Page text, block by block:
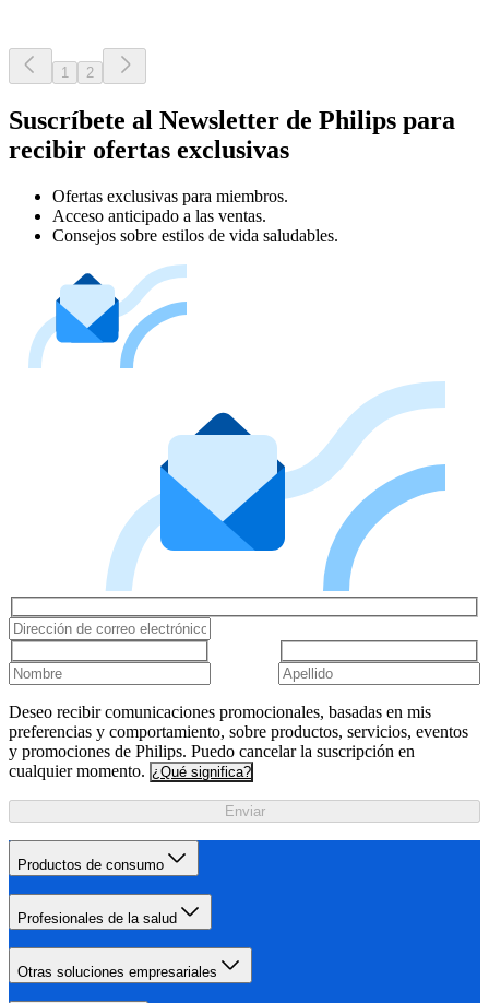
1 2
Suscríbete al Newsletter de Philips para
recibir ofertas exclusivas
Ofertas exclusivas para miembros.
Acceso anticipado a las ventas.
Consejos sobre estilos de vida saludables.
Deseo recibir comunicaciones promocionales, basadas en mis
preferencias y comportamiento, sobre productos, servicios, eventos
y promociones de Philips. Puedo cancelar la suscripción en
cualquier momento. ¿Qué significa?
Enviar
Productos de consumo
Profesionales de la salud
Otras soluciones empresariales